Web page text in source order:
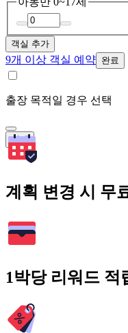
객실 추가
9개 이상 객실 예약 완료
출장 목적일 경우 선택
검색
계획 변경 시 무
1박당 리워드 적